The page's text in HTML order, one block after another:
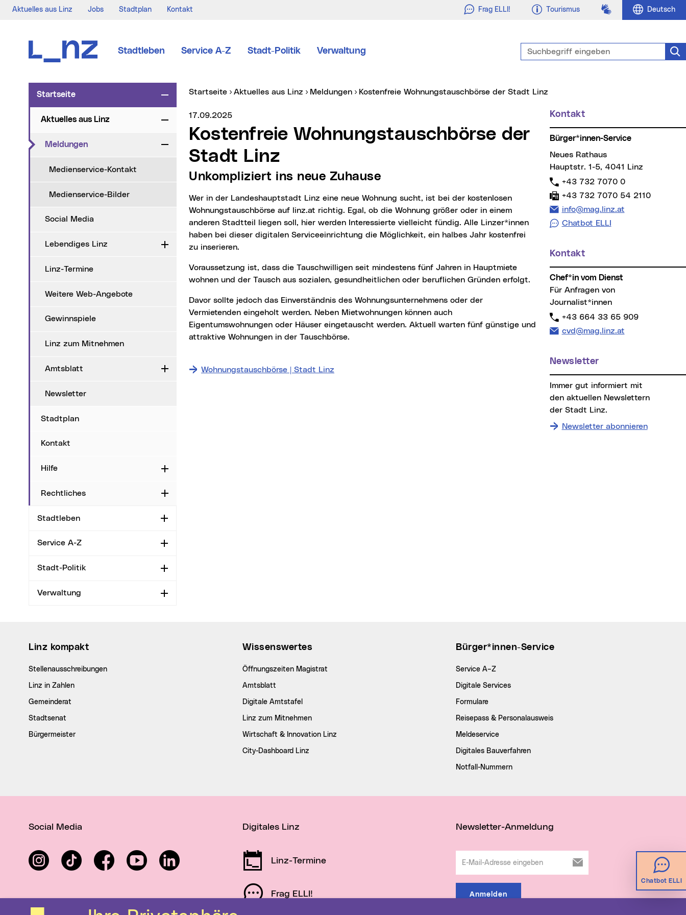
Aktuelles aus Linz Jobs Stadtplan Kontakt Frag ELLI! Tourismus Gebärdensprache
Deutsch
Stadtleben Service A-Z Stadt-Politik Verwaltung Suchbegriff eingeben
Startseite Zuklappen
Aktuelles aus Linz Zuklappen
Meldungen(aktueller Menüpunkt)Zuklappen
Medienservice-Kontakt
Medienservice-Bilder
Social Media
Lebendiges Linz Aufklappen
Linz-Termine
Weitere Web-Angebote
Gewinnspiele
Linz zum Mitnehmen
Amtsblatt Aufklappen
Newsletter
Stadtplan
Kontakt
Hilfe Aufklappen
Rechtliches Aufklappen
Stadtleben Aufklappen
Service A-Z Aufklappen
Stadt-Politik Aufklappen
Verwaltung Aufklappen
Sie sind hier:
Startseite Aktuelles aus Linz Meldungen Kostenfreie Wohnungstauschbörse der Stadt Linz
Medienservice vom:
17.09.2025
Kostenfreie Wohnungstauschbörse der
Stadt Linz
Unkompliziert ins neue Zuhause
Wer in der Landeshauptstadt Linz eine neue Wohnung sucht, ist bei der kostenlosen
Wohnungstauschbörse auf linz.at richtig. Egal, ob die Wohnung größer oder in einem
anderen Stadtteil liegen soll, hier werden Interessierte vielleicht fündig. Alle Linzer*innen
haben bei dieser digitalen Serviceeinrichtung die Möglichkeit, ein halbes Jahr kostenfrei
zu inserieren.
Voraussetzung ist, dass die Tauschwilligen seit mindestens fünf Jahren in Hauptmiete
wohnen und der Tausch aus sozialen, gesundheitlichen oder beruflichen Gründen erfolgt.
Davor sollte jedoch das Einverständnis des Wohnungsunternehmens oder der
Vermietenden eingeholt werden. Neben Mietwohnungen können auch
Eigentumswohnungen oder Häuser eingetauscht werden. Aktuell warten fünf günstige und
attraktive Wohnungen in der Tauschbörse.
Wohnungstauschbörse | Stadt Linz
Weitere Informationen
Kontakt
Bürger*innen-Service
Neues Rathaus
Hauptstr. 1-5, 4041 Linz
Telefon:
+43 732 7070 0
Fax:
+43 732 7070 54 2110
E-Mail Adresse:
info@mag.linz.at
Chatbot ELLI
Kontakt
Chef*in vom Dienst
Für Anfragen von
Journalist*innen
Telefon:
+43 664 33 65 909
E-Mail Adresse:
cvd@mag.linz.at
Newsletter
den aktuellen Newslettern
der Stadt Linz.
Newsletter abonnieren
Chatbot ELLI
Linz kompakt
Stellenausschreibungen
Linz in Zahlen
Gemeinderat
Stadtsenat
Bürgermeister
Wissenswertes
Öffnungszeiten Magistrat
Amtsblatt
Digitale Amtstafel
Linz zum Mitnehmen
Wirtschaft & Innovation Linz
City-Dashboard Linz
Bürger*innen-Service
Service A–Z
Digitale Services
Formulare
Reisepass & Personalausweis
Meldeservice
Digitales Bauverfahren
Notfall-Nummern
Social Media
InstagramTikTok FacebookYouTube LinkedIn
Digitales Linz
Linz-Termine
Frag ELLI!
Newsletter-Anmeldung
Anmelden